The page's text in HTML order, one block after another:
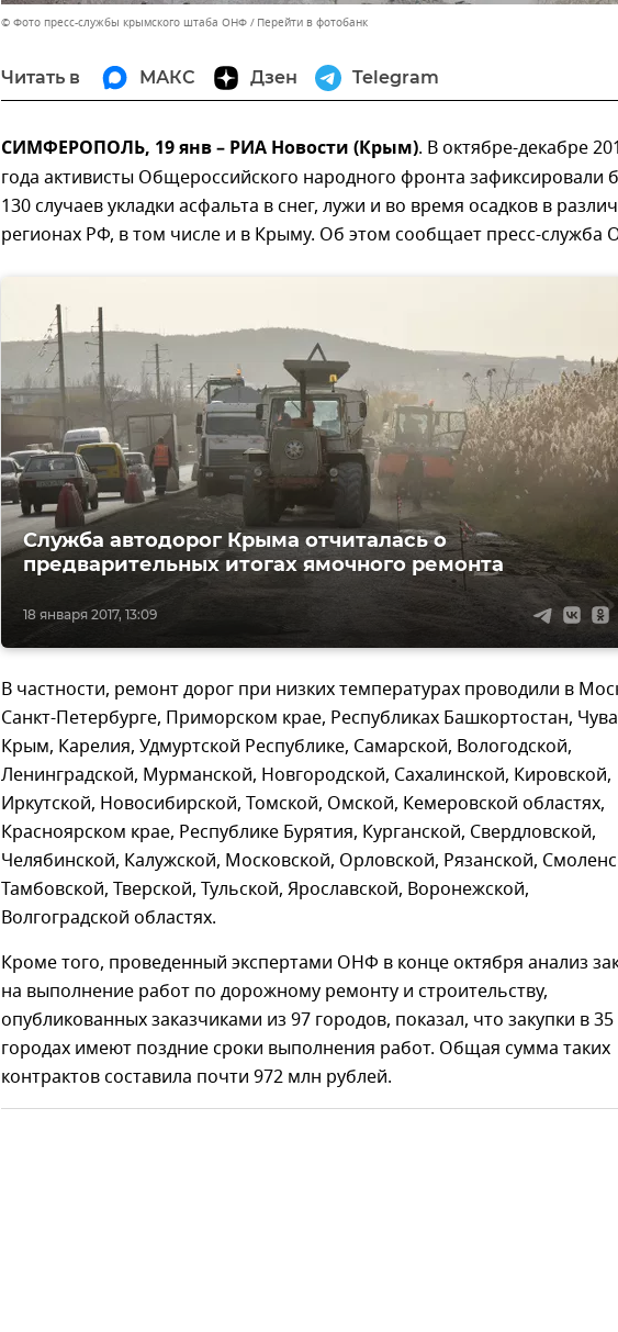
© Фото пресс-службы крымского штаба ОНФ Перейти в фотобанк
Читать в МАКС Дзен Telegram
СИМФЕРОПОЛЬ, 19 янв – РИА Новости (Крым). В октябре-декабре
года активисты Общероссийского народного фронта зафиксировали
130 случаев укладки асфальта в снег, лужи и во время осадков в
регионах РФ, в том числе и в Крыму. Об этом сообщает пресс-служба
18 января 2017, 13:09
Служба автодорог Крыма отчиталась о
предварительных итогах ямочного ремонта
В частности, ремонт дорог при низких температурах проводили в
Санкт-Петербурге, Приморском крае, Республиках Башкортостан,
Крым, Карелия, Удмуртской Республике, Самарской, Вологодской,
Ленинградской, Мурманской, Новгородской, Сахалинской, Кировской,
Иркутской, Новосибирской, Томской, Омской, Кемеровской областях,
Красноярском крае, Республике Бурятия, Курганской, Свердловской,
Челябинской, Калужской, Московской, Орловской, Рязанской,
Тамбовской, Тверской, Тульской, Ярославской, Воронежской,
Волгоградской областях.
Кроме того, проведенный экспертами ОНФ в конце октября анализ
на выполнение работ по дорожному ремонту и строительству,
опубликованных заказчиками из 97 городов, показал, что закупки в 35
городах имеют поздние сроки выполнения работ. Общая сумма таких
контрактов составила почти 972 млн рублей.